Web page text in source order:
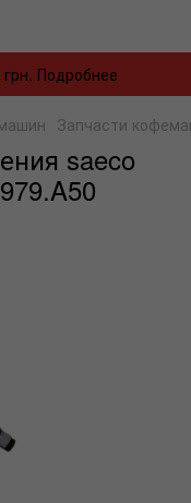
Подробнее
Запчасти
saeco